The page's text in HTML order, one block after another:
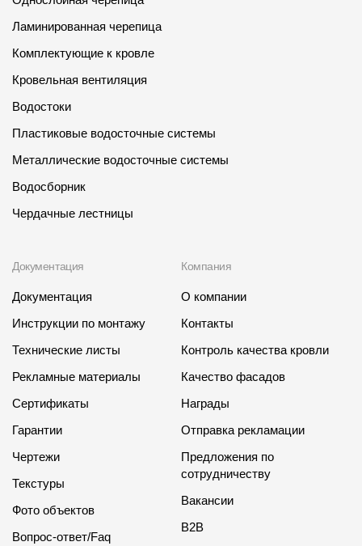
Ламинированная черепица
Комплектующие к кровле
Кровельная вентиляция
Водостоки
Пластиковые водосточные системы
Металлические водосточные системы
Водосборник
Чердачные лестницы
Документация
Документация
Инструкции по монтажу
Технические листы
Рекламные материалы
Сертификаты
Гарантии
Чертежи
Текстуры
Фото объектов
Вопрос-ответ/Faq
Компания
О компании
Контакты
Контроль качества кровли
Качество фасадов
Награды
Отправка рекламации
Предложения по
сотрудничеству
Вакансии
B2B